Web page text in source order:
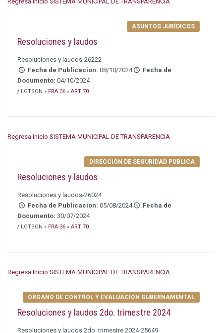
ASUNTOS JURÍDICOS
Resoluciones y laudos
Resoluciones y laudos-26222
Fecha de Publicacion:08/10/2024
Fecha de
Documento: 04/10/2024
/ LGTSON » FRA 36 » ART 70
Regresa Inicio SISTEMA MUNICIPAL DE TRANSPARENCIA
DIRECCIÓN DE SEGURIDAD PUBLICA
Resoluciones y laudos
Resoluciones y laudos-26024
Fecha de Publicacion:05/08/2024
Fecha de
Documento: 30/07/2024
/ LGTSON » FRA 36 » ART 70
Regresa Inicio SISTEMA MUNICIPAL DE TRANSPARENCIA
ORGANO DE CONTROL Y EVALUACION GUBERNAMENTAL
Resoluciones y laudos 2do. trimestre 2024
Resoluciones y laudos 2do. trimestre 2024-25649